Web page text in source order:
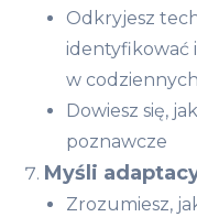
Odkryjesz
identyfikować
w
Dowiesz się,
poznawcze
Myśli
Zrozumiesz,